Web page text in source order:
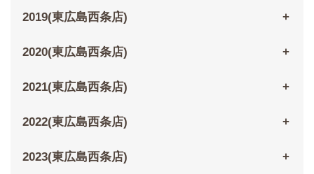
2019(東広島西条店)
2020(東広島西条店)
2021(東広島西条店)
2022(東広島西条店)
2023(東広島西条店)